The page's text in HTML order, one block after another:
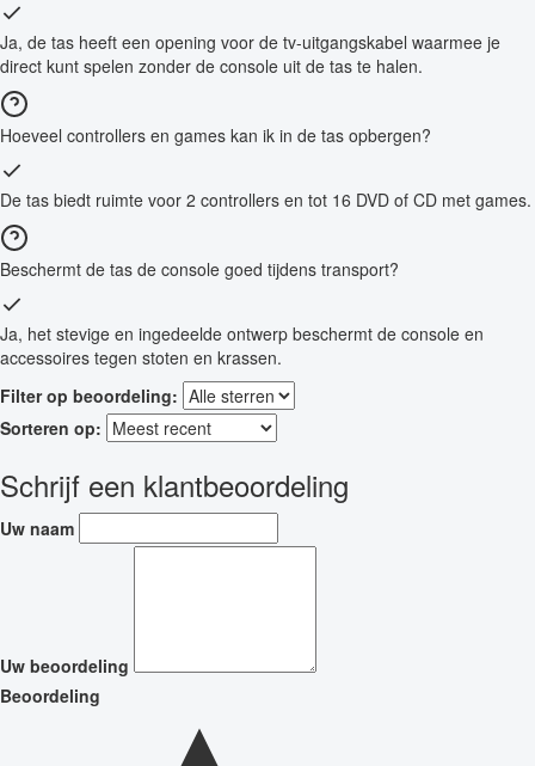
Ja, de tas heeft een opening voor de tv-uitgangskabel waarmee je
direct kunt spelen zonder de console uit de tas te halen.
Hoeveel controllers en games kan ik in de tas opbergen?
De tas biedt ruimte voor 2 controllers en tot 16 DVD of CD met games.
Beschermt de tas de console goed tijdens transport?
Ja, het stevige en ingedeelde ontwerp beschermt de console en
accessoires tegen stoten en krassen.
Filter op beoordeling:
Sorteren op:
Schrijf een klantbeoordeling
Uw naam
Uw beoordeling
Beoordeling